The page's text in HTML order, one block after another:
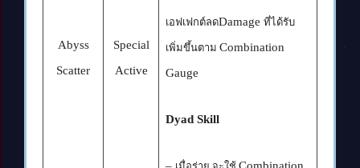
Abyss
Scatter
Special
Active
เอฟเฟกต์ลดDamage ที่ได้รับ
เพิ่มขึ้นตาม Combination
Gauge
Dyad Skill